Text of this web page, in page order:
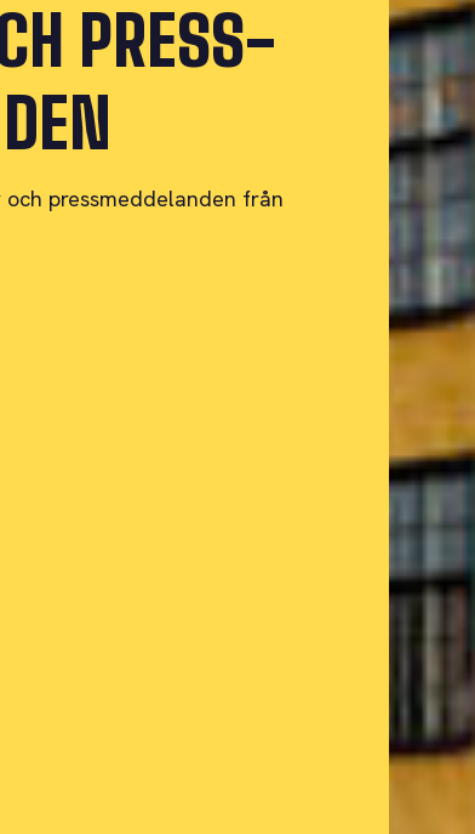
PRESS­
pressmeddelanden från